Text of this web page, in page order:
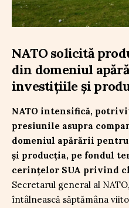
NATO solicită
din domeniul
investițiile și
NATO intensifică,
presiunile asupra
domeniul apărării
și producția, pe fondul
cerințelor SUA privind
Secretarul general al
întâlnească săptămâna